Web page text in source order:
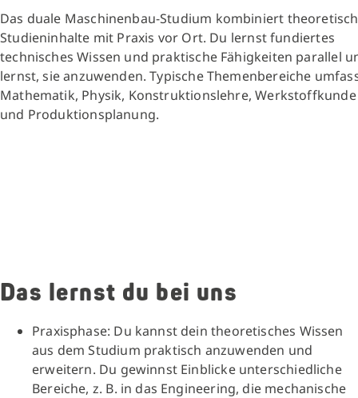
Das duale Maschinenbau-Studium kombiniert
Studieninhalte mit Praxis vor Ort. Du lernst fundiertes
technisches Wissen und praktische Fähigkeiten parallel
lernst, sie anzuwenden. Typische Themenbereiche
Mathematik, Physik, Konstruktionslehre, Werkstoffkunde
und Produktionsplanung.
Das lernst du bei uns
Praxisphase: Du kannst dein theoretisches Wissen
aus dem Studium praktisch anzuwenden und
erweitern. Du gewinnst Einblicke unterschiedliche
Bereiche, z. B. in das Engineering, die mechanische